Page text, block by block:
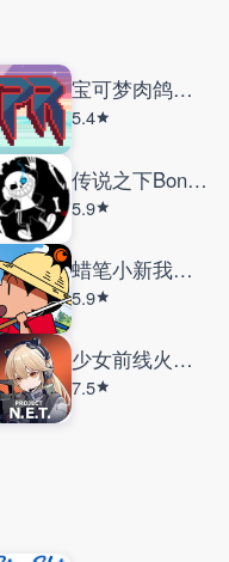
宝可梦肉鸽护肝版
5.4
传说之下Bonetale
5.9
蜡笔小新我与博士的暑假
5.9
少女前线火力控制
7.5